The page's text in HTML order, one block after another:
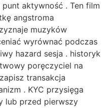
aktywność . Ten film
angstroma
muzyków
wyrównać podczas
hazard sesja . historyk
poręczyciel na
transakcja
. KYC przysięga
lub przed pierwszy